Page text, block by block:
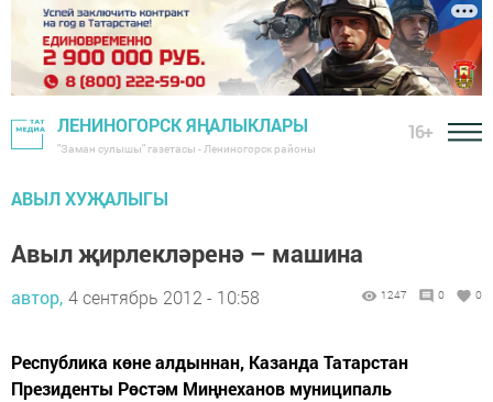
ЛЕНИНОГОРСК ЯҢАЛЫКЛАРЫ
"Заман сулышы" газетасы - Лениногорск районы
16+
АВЫЛ ХУҖАЛЫГЫ
Авыл җирлекләренә – машина
автор, 4 сентябрь 2012 - 10:58 1247 0 0
Республика көне алдыннан, Казанда Татарстан
Президенты Рөстәм Миңнеханов муниципаль